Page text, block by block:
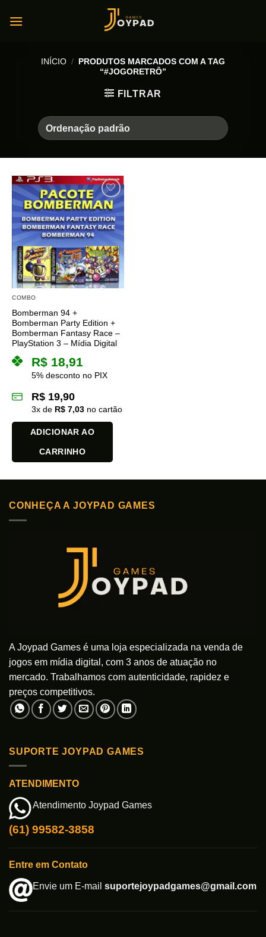
INÍCIO / PRODUTOS MARCADOS COM A TAG
“#JOGORETRÔ”
FILTRAR
COMBO
Bomberman 94 +
Bomberman Party Edition +
Bomberman Fantasy Race –
PlayStation 3 – Mídia Digital
R$ 18,91
5% desconto no PIX
R$ 19,90
3x de R$ 7,03 no cartão
ADICIONAR AO
CARRINHO
CONHEÇA A JOYPAD GAMES
A Joypad Games é uma loja especializada na venda de
jogos em mídia digital, com 3 anos de atuação no
mercado. Trabalhamos com autenticidade, rapidez e
preços competitivos.
SUPORTE JOYPAD GAMES
ATENDIMENTO
Atendimento Joypad Games
(61) 99582-3858
Entre em Contato
Envie um E-mail suportejoypadgames@gmail.com